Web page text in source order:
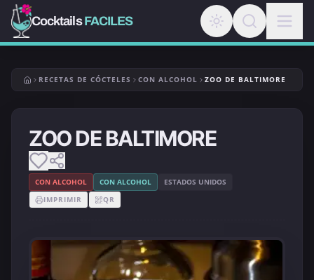
CocktailsFACILES
RECETAS DE CÓCTELES CON ALCOHOL ZOO DE BALTIMORE
ZOO DE BALTIMORE
CON ALCOHOL CON ALCOHOL
ESTADOS UNIDOS
IMPRIMIR
QR